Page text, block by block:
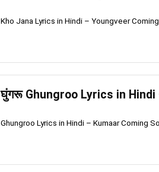
Kho Jana Lyrics in Hindi – Youngveer
घुंगरू Ghungroo Lyrics in
Ghungroo Lyrics in Hindi – Kumaar Coming